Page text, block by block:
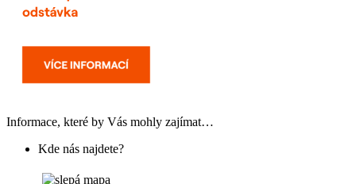
Informace, které by Vás mohly zajímat…
Kde nás najdete?